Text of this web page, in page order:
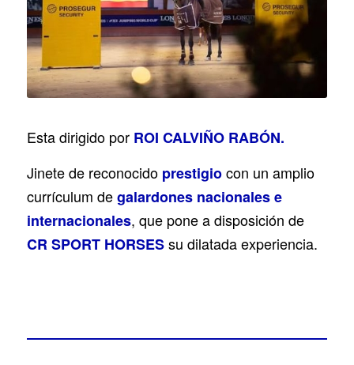
Esta dirigido por ROI CALVIÑO RABÓN.
Jinete de reconocido prestigiocon un amplio
currículum degalardones nacionales e
internacionales, que pone a disposición de
CR SPORT HORSESsu dilatada experiencia.